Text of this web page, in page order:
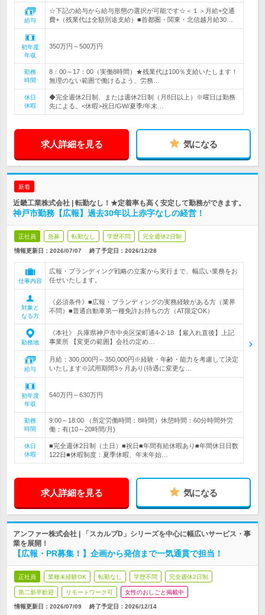
給与
☆下記の給与から給与形態の選択が可能です☆＜１＞月給+交通
費+（残業代は全額別途支給）■首都圏・関東・北信越月給30…
初年度
年収
350万円～500万円
勤務
時間
8：00～17：00（実働8時間）★残業代は100％支給いたします！
無理のない範囲で働けるよう、労務…
休日
休暇
◆完全週休2日制、または週休2日制（月8日以上）※曜日は勤務
先による。<休暇>祝日/GW/夏季/年末…
求人詳細を見る 気になる
新着
近畿工業株式会社 | 転勤なし！★定着率も高く安定して勤務ができます。
神戸市勤務【広報】過去30年以上赤字なしの経営！
正社員 急募 転勤なし 学歴不問 完全週休2日制
情報更新日：2026/07/07 終了予定日： 2026/12/28
仕事内容
広報・ブランディング戦略の立案から実行まで、幅広い業務をお
任せいたします。
対象と
なる方
《必須条件》■広報・ブランディングの実務経験がある方（業界
不問）■普通自動車第一種免許お持ちの方（AT限定OK）
勤務地
《本社》 兵庫県神戸市中央区栄町通4-2-18 【雇入れ直後】上記
事業所 【変更の範囲】会社の定め…
給与
月給：300,000円～350,000円※経験・年齢・能力を考慮して決定
いたします※試用期間3ヶ月あり(待遇に変更な…
初年度
年収
540万円～630万円
勤務
時間
9:00～18:00 （所定労働時間：8時間）休憩時間：60分時間外労
働：有(10～20時間/月)
休日
休暇
■完全週休2日制（土日）■祝日■年間有給休暇あり■年間休日日数
122日■休暇制度：夏季休暇、年末年始…
求人詳細を見る 気になる
アンファー株式会社 | 「スカルプD」シリーズを中心に幅広いサービス・事
業を展開！
【広報・PR募集！】企画から発信まで一気通貫で担当！
正社員 業種未経験OK 転勤なし 学歴不問 完全週休2日制
第二新卒歓迎 リモートワーク可 女性のおしごと掲載中
情報更新日：2026/07/09 終了予定日： 2026/12/14